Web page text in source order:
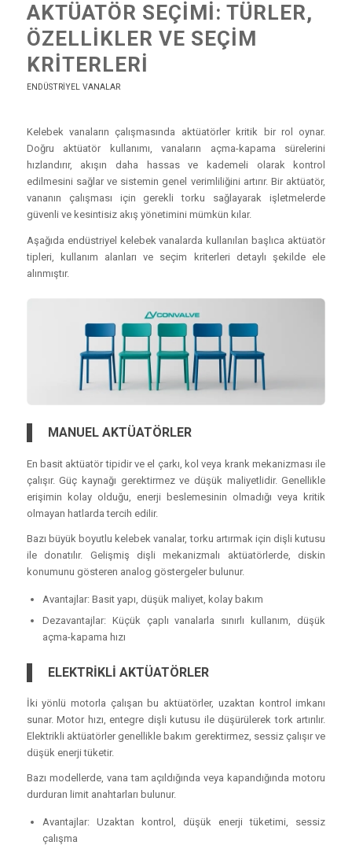
AKTÜATÖR SEÇIMI: TÜRLER,
ÖZELLIKLER VE SEÇIM
KRITERLERI
ENDÜSTRIYEL VANALAR
Kelebek vanaların çalışmasında aktüatörler kritik bir rol oynar.
Doğru aktüatör kullanımı, vanaların açma-kapama sürelerini
hızlandırır, akışın daha hassas ve kademeli olarak kontrol
edilmesini sağlar ve sistemin genel verimliliğini artırır. Bir aktüatör,
vananın çalışması için gerekli torku sağlayarak işletmelerde
güvenli ve kesintisiz akış yönetimini mümkün kılar.
Aşağıda endüstriyel kelebek vanalarda kullanılan başlıca aktüatör
tipleri, kullanım alanları ve seçim kriterleri detaylı şekilde ele
alınmıştır.
MANUEL AKTÜATÖRLER
En basit aktüatör tipidir ve el çarkı, kol veya krank mekanizması ile
çalışır. Güç kaynağı gerektirmez ve düşük maliyetlidir. Genellikle
erişimin kolay olduğu, enerji beslemesinin olmadığı veya kritik
olmayan hatlarda tercih edilir.
Bazı büyük boyutlu kelebek vanalar, torku artırmak için dişli kutusu
ile donatılır. Gelişmiş dişli mekanizmalı aktüatörlerde, diskin
konumunu gösteren analog göstergeler bulunur.
Avantajlar: Basit yapı, düşük maliyet, kolay bakım
Dezavantajlar: Küçük çaplı vanalarla sınırlı kullanım, düşük
açma-kapama hızı
ELEKTRİKLİ AKTÜATÖRLER
İki yönlü motorla çalışan bu aktüatörler, uzaktan kontrol imkanı
sunar. Motor hızı, entegre dişli kutusu ile düşürülerek tork artırılır.
Elektrikli aktüatörler genellikle bakım gerektirmez, sessiz çalışır ve
düşük enerji tüketir.
Bazı modellerde, vana tam açıldığında veya kapandığında motoru
durduran limit anahtarları bulunur.
Avantajlar: Uzaktan kontrol, düşük enerji tüketimi, sessiz
çalışma